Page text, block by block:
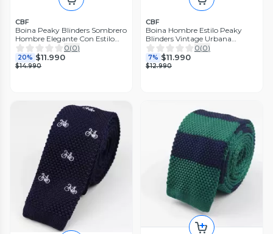
CBF
Boina Peaky Blinders Sombrero
Hombre Elegante Con Estilo
Gris Oscuro
0(0)
20% $11.990
$14.990
CBF
Boina Hombre Estilo Peaky
Blinders Vintage Urbana
Elegante
0(0)
7% $11.990
$12.990